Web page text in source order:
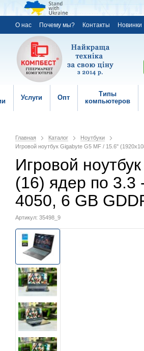
О нас Почему мы? Контакты Новинки
Услуги Опт
Типы
компьютеров
Главная Каталог
Ноутбуки
Игровой ноутбук Gigabyte G5 MF / 15.6"
Игровой
(16) ядер по 3.3
4050, 6 GB
Артикул: 35498_9